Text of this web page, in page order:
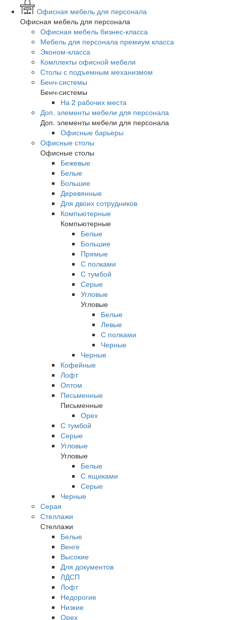
Офисная мебель для персонала
Офисная мебель для персонала
Офисная мебель бизнес-класса
Мебель для персонала премиум класса
Эконом-класса
Комплекты офисной мебели
Столы с подъемным механизмом
Бенч-системы
Бенч-системы
На 2 рабочих места
Доп. элементы мебели для персонала
Доп. элементы мебели для персонала
Офисные барьеры
Офисные столы
Офисные столы
Бежевые
Белые
Большие
Деревянные
Для двоих сотрудников
Компьютерные
Компьютерные
Белые
Большие
Прямые
С полками
С тумбой
Серые
Угловые
Угловые
Белые
Левые
С полками
Черные
Черные
Кофейные
Лофт
Оптом
Письменные
Письменные
Орех
С тумбой
Серые
Угловые
Угловые
Белые
С ящиками
Серые
Черные
Серая
Стеллажи
Стеллажи
Белые
Венге
Высокие
Для документов
ЛДСП
Лофт
Недорогие
Низкие
Орех